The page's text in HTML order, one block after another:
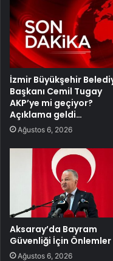
İzmir Büyükşehir
Başkanı Cemil Tugay
AKP’ye mi geçiyor?
Açıklama geldi…
Ağustos 6, 2026
Aksaray’da Bayram
Güvenliği İçin Önlemler
Ağustos 6, 2026